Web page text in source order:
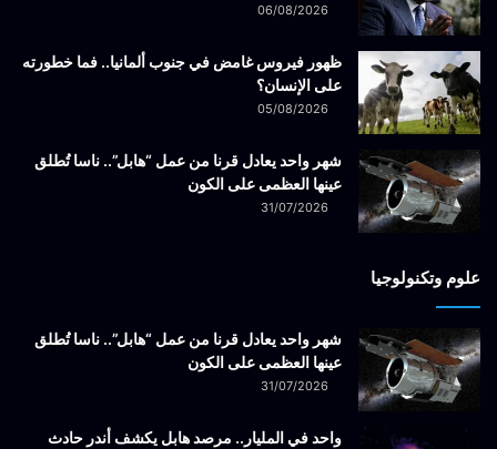
06/08/2026
ظهور فيروس غامض في جنوب ألمانيا.. فما خطورته
على الإنسان؟
05/08/2026
شهر واحد يعادل قرنا من عمل “هابل”.. ناسا تُطلق
عينها العظمى على الكون
31/07/2026
علوم وتكنولوجيا
شهر واحد يعادل قرنا من عمل “هابل”.. ناسا تُطلق
عينها العظمى على الكون
31/07/2026
واحد في المليار.. مرصد هابل يكشف أندر حادث